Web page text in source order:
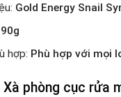
Gold Energy Snail
90g
hợp: Phù hợp với mọi
Xà phòng cục rửa